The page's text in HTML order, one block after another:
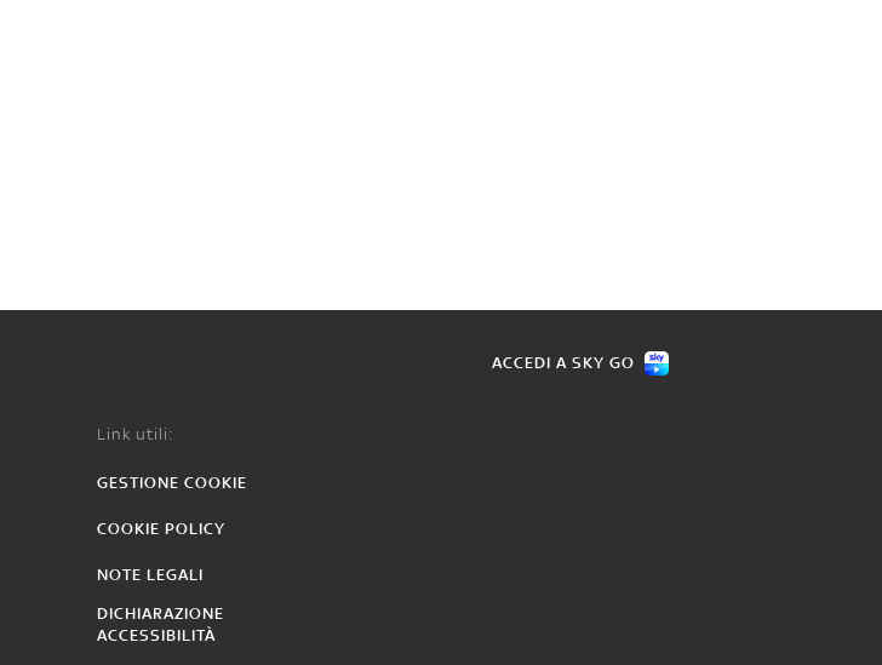
ACCEDI A SKY GO
Link utili:
GESTIONE COOKIE
COOKIE POLICY
NOTE LEGALI
DICHIARAZIONE
ACCESSIBILITÀ